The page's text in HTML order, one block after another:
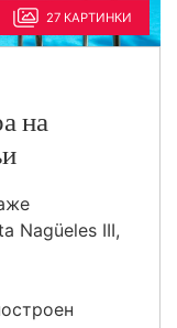
27 КАРТИНКИ
на
Nagüeles III,